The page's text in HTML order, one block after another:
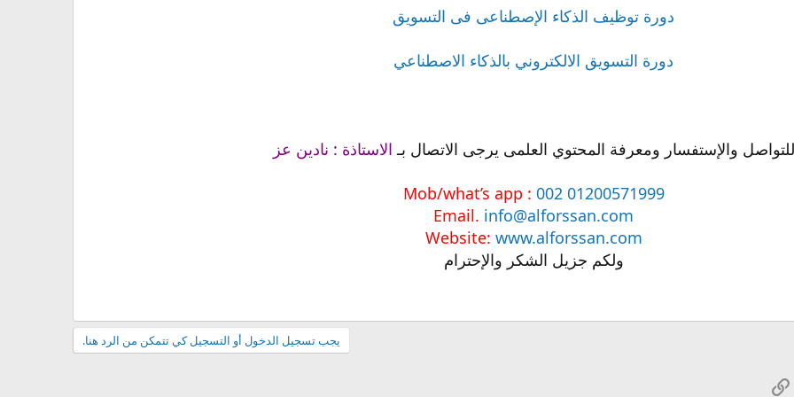
دورة توظيف الذكاء الإصطناعى فى التسويق
دورة التسويق الالكتروني بالذكاء الاصطناعي
للتواصل والإستفسار ومعرفة المحتوي العلمى يرجى الاتصال بـ الاستاذة : نادين عز
Mob/what’s app : 002 01200571999
Email. info@alforssan.com
Website: www.alforssan.com
ولكم جزيل الشكر والإحترام
يجب تسجيل الدخول أو التسجيل كي تتمكن من الرد هنا.
الإلكتروني
الرابط